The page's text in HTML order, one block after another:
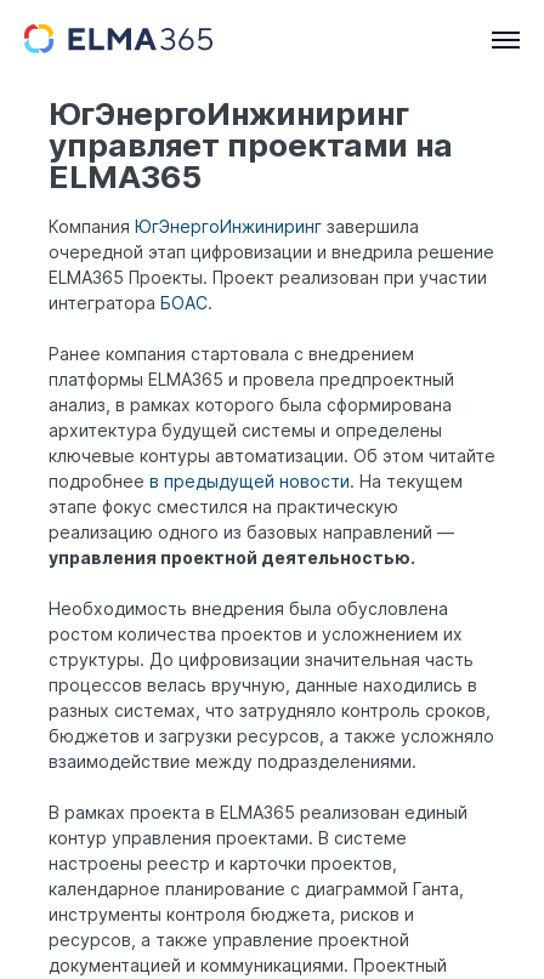
ЮгЭнергоИнжиниринг
управляет проектами на
ELMA365
Компания ЮгЭнергоИнжиниринг завершила
очередной этап цифровизации и внедрила решение
ELMA365 Проекты. Проект реализован при участии
интегратора БОАС.
Ранее компания стартовала с внедрением
платформы ELMA365 и провела предпроектный
анализ, в рамках которого была сформирована
архитектура будущей системы и определены
ключевые контуры автоматизации. Об этом читайте
подробнее в предыдущей новости. На текущем
этапе фокус сместился на практическую
реализацию одного из базовых направлений —
управления проектной деятельностью.
Необходимость внедрения была обусловлена
ростом количества проектов и усложнением их
структуры. До цифровизации значительная часть
процессов велась вручную, данные находились в
разных системах, что затрудняло контроль сроков,
бюджетов и загрузки ресурсов, а также усложняло
взаимодействие между подразделениями.
В рамках проекта в ELMA365 реализован единый
контур управления проектами. В системе
настроены реестр и карточки проектов,
календарное планирование с диаграммой Ганта,
инструменты контроля бюджета, рисков и
ресурсов, а также управление проектной
документацией и коммуникациями. Проектный